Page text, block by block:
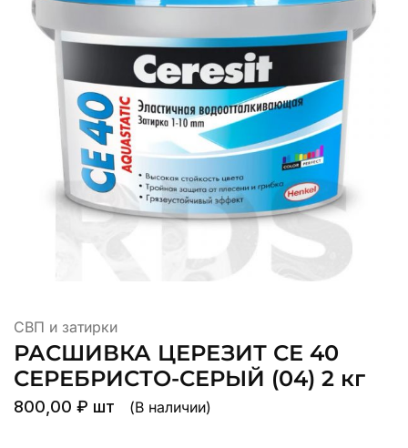
СВП и затирки
РАСШИВКА ЦЕРЕЗИТ СЕ 40
СЕРЕБРИСТО-СЕРЫЙ (04) 2 кг
800,00 ₽ шт (В наличии)